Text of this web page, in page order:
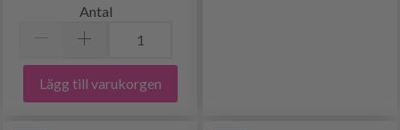
Antal
Lägg till varukorgen